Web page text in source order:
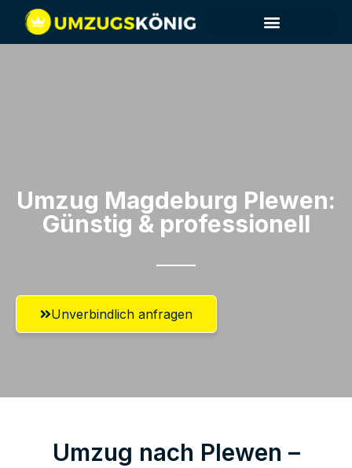
Umzug Magdeburg​ Plewen:
Günstig & professionell​
Unverbindlich anfragen
Umzug nach Plewen –